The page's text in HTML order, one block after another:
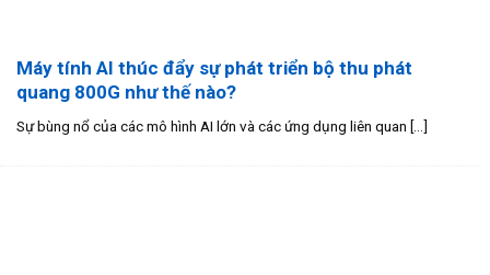
Máy tính AI thúc đẩy sự phát triển bộ thu phát
quang 800G như thế nào?
Sự bùng nổ của các mô hình AI lớn và các ứng dụng liên quan [...]